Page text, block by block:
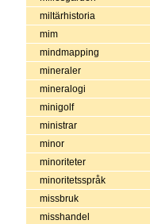
miltärhistoria
mim
mindmapping
mineraler
mineralogi
minigolf
ministrar
minor
minoriteter
minoritetsspråk
missbruk
misshandel